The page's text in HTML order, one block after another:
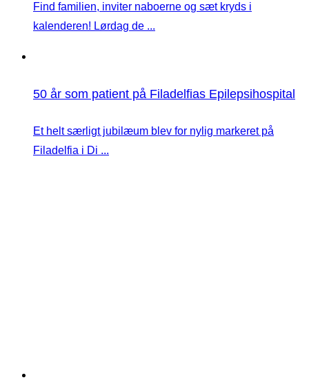
Find familien, inviter naboerne og sæt kryds i
kalenderen! Lørdag de ...
50 år som patient på Filadelfias Epilepsihospital
Et helt særligt jubilæum blev for nylig markeret på
Filadelfia i Di ...